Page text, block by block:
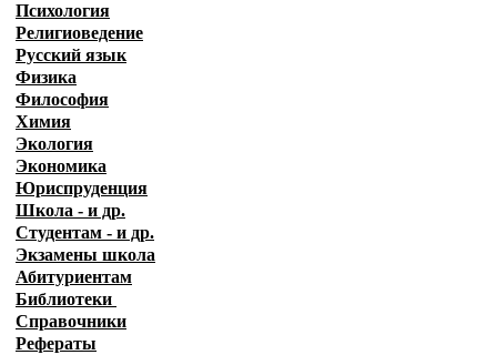
Психология
Религиоведение
Русский язык
Физика
Философия
Химия
Экология
Экономика
Юриспруденция
Школа - и др.
Студентам - и др.
Экзамены школа
Абитуриентам
Библиотеки
Справочники
Рефераты